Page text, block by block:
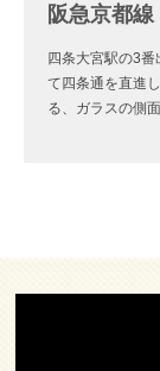
阪急京都
四条大宮駅の3
て四条通を直進
る、ガラスの側